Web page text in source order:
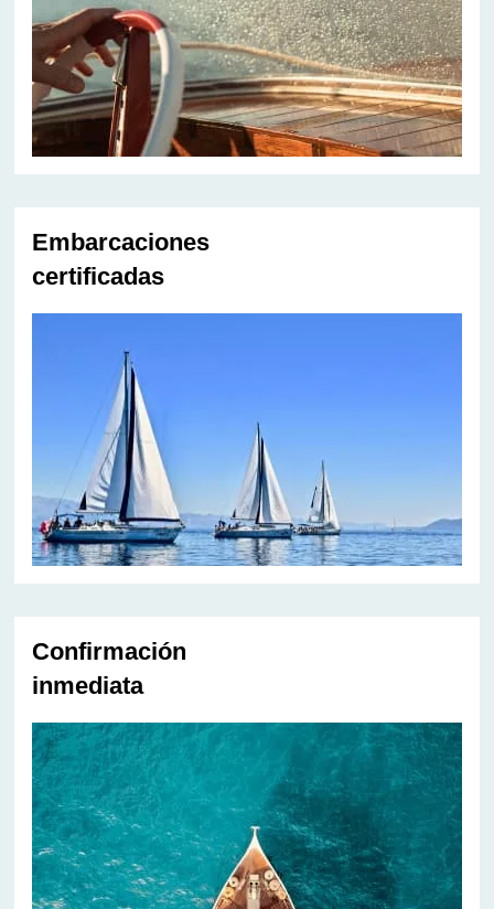
Embarcaciones
certificadas
Confirmación
inmediata